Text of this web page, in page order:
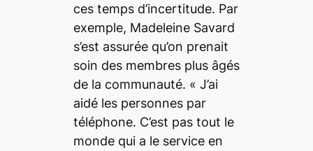
ces temps d’incertitude. Par
exemple, Madeleine Savard
s’est assurée qu’on prenait
soin des membres plus âgés
de la communauté. « J’ai
aidé les personnes par
téléphone. C’est pas tout le
monde qui a le service en